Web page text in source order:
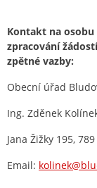
Kontakt na
zpracování
zpětné vazby:
Obecní úřad
Ing. Zděnek
Jana Žižky 195,
Email: